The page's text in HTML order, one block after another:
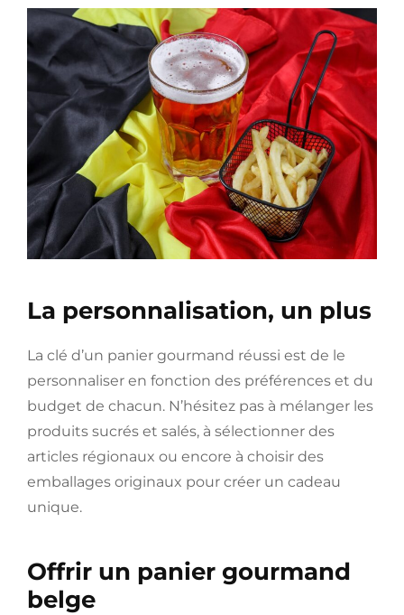
La personnalisation, un plus
La clé d’un panier gourmand réussi est de le
personnaliser en fonction des préférences et du
budget de chacun. N’hésitez pas à mélanger les
produits sucrés et salés, à sélectionner des
articles régionaux ou encore à choisir des
emballages originaux pour créer un cadeau
unique.
Offrir un panier gourmand
belge